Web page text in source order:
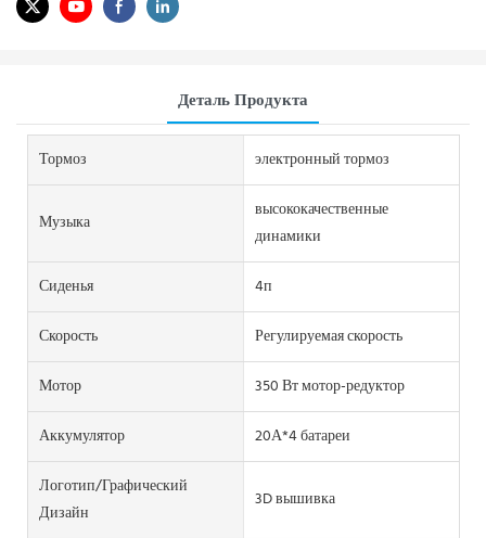
Деталь Продукта
Тормоз электронный тормоз
Музыка
высококачественные
динамики
Сиденья
4п
Скорость
Регулируемая скорость
Мотор
350 Вт мотор-редуктор
Аккумулятор
20А*4 батареи
Логотип/графический
Дизайн
3D вышивка